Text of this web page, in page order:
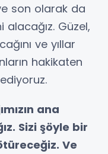
son olarak da
Güzel,
ve yıllar
hakikaten
ana
Sizi şöyle bir
Ve